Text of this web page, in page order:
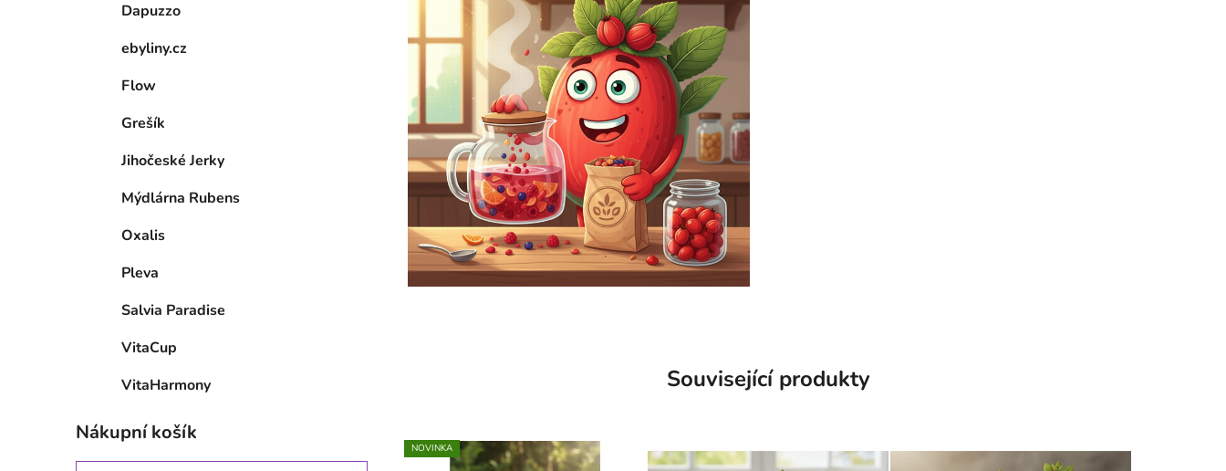
Dapuzzo
ebyliny.cz
Flow
Grešík
Jihočeské Jerky
Mýdlárna Rubens
Oxalis
Pleva
Salvia Paradise
VitaCup
VitaHarmony
Nákupní košík
Související produkty
NOVINKA